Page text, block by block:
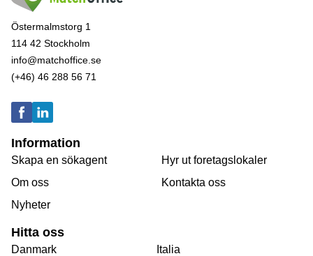
Östermalmstorg 1
114 42 Stockholm
info@matchoffice.se
(+46) 46 288 56 71
Information
Skapa en sökagent
Om oss
Nyheter
Hyr ut foretagslokaler
Kontakta oss
Hitta oss
Danmark
Italia